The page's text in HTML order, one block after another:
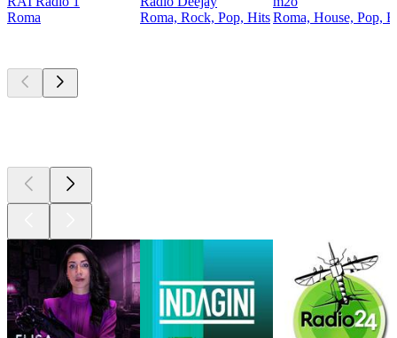
Roma
Roma, Rock, Pop, HitsRoma, House, Pop,